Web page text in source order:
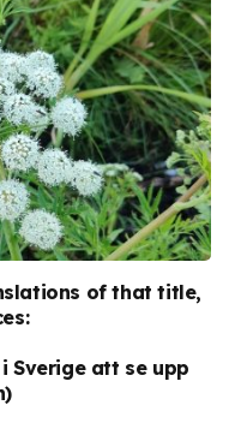
of that title,
Sverige att se upp